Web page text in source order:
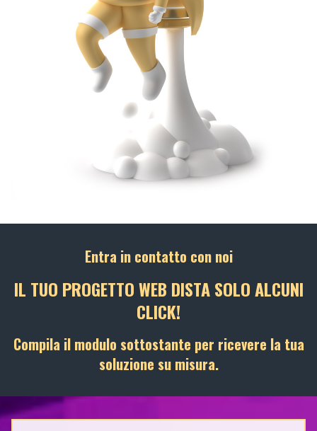
Entra in contatto con noi
IL TUO PROGETTO WEB DISTA SOLO ALCUNI
CLICK!
Compila il modulo sottostante per ricevere la tua
soluzione su misura.